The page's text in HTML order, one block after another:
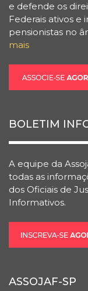
e defende os
Federais ativos e
pensionistas no
mais
BOLETIM
A equipe da
todas as
dos Oficiais de
Informativos.
ASSOJAF-SP